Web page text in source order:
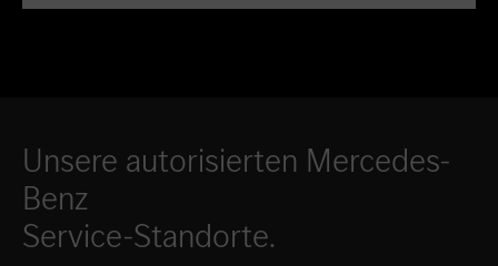
Unsere autorisierten Mercedes-
Benz
Service-Standorte.